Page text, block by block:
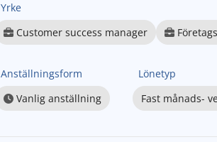
Yrke
Customer success manager
Anställningsform
Vanlig anställning
Lönetyp
Fast månads-